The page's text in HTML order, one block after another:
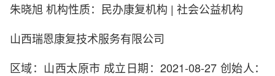
朱晓旭 机构性质：民办康复机构 | 社会公益机构
山西瑞恩康复技术服务有限公司
区域：山西太原市 成立日期：2021-08-27 创始人：